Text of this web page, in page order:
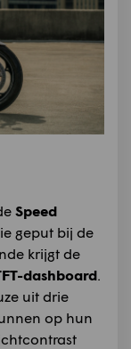
Speed
geput bij de
krijgt de
dashboard.
uit drie
op hun